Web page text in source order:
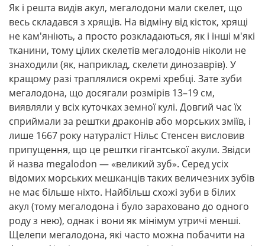
Як і решта видів акул, мегалодони мали скелет, що
весь складався з хрящів. На відміну від кісток, хрящі
не кам'яніють, а просто розкладаються, як і інші м'які
тканини, тому цілих скелетів мегалодонів ніколи не
знаходили (як, наприклад, скелети динозаврів). У
кращому разі траплялися окремі хребці. Зате зуби
мегалодона, що досягали розмірів 13–19 см,
виявляли у всіх куточках земної кулі. Довгий час їх
сприймали за рештки драконів або морських зміїв, і
лише 1667 року натураліст Нільс Стенсен висловив
припущення, що це рештки гігантської акули. Звідси
й назва megalodon — «великий зуб». Серед усіх
відомих морських мешканців таких величезних зубів
не має більше ніхто. Найбільш схожі зуби в білих
акул (тому мегалодона і було зараховано до одного
роду з нею), однак і вони як мінімум утричі менші.
Щелепи мегалодона, які часто можна побачити на